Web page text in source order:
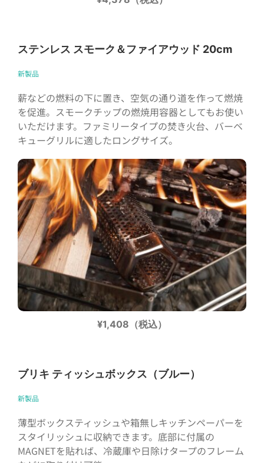
ステンレス スモーク＆ファイアウッド 20cm
新製品
薪などの燃料の下に置き、空気の通り道を作って燃焼
を促進。スモークチップの燃焼用容器としてもお使い
いただけます。ファミリータイプの焚き火台、バーベ
キューグリルに適したロングサイズ。
¥1,408（税込）
ブリキ ティッシュボックス（ブルー）
新製品
薄型ボックスティッシュや箱無しキッチンペーパーを
スタイリッシュに収納できます。底部に付属の
MAGNETを貼れば、冷蔵庫や日除けタープのフレーム